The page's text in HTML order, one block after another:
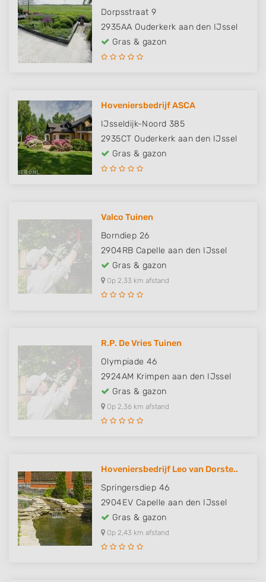
Dorpsstraat 9
2935AA Ouderkerk aan den IJssel
Gras & gazon
Hoveniersbedrijf ASCA
IJsseldijk-Noord 385
2935CT Ouderkerk aan den IJssel
Gras & gazon
Valco Tuinen
Borndiep 26
2904RB Capelle aan den IJssel
Gras & gazon
Op 2,33 km afstand
R.P. De Vries Tuinen
Olympiade 46
2924AM Krimpen aan den IJssel
Gras & gazon
Op 2,36 km afstand
Hoveniersbedrijf Leo van Dorste..
Springersdiep 46
2904EV Capelle aan den IJssel
Gras & gazon
Op 2,43 km afstand